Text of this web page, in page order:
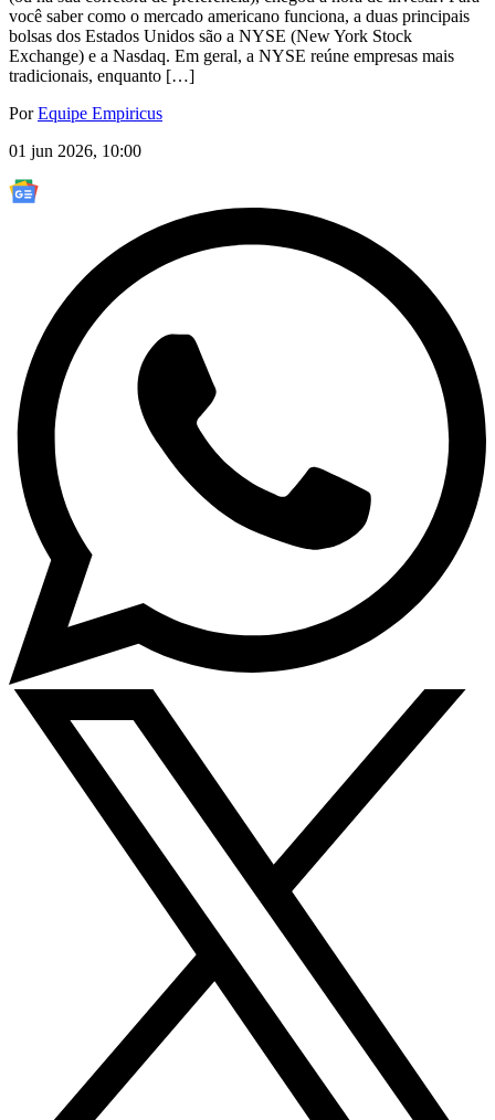
você saber como o mercado americano funciona, a duas principais
bolsas dos Estados Unidos são a NYSE (New York Stock
Exchange) e a Nasdaq. Em geral, a NYSE reúne empresas mais
tradicionais, enquanto […]
PorEquipe Empiricus
01 jun 2026, 10:00